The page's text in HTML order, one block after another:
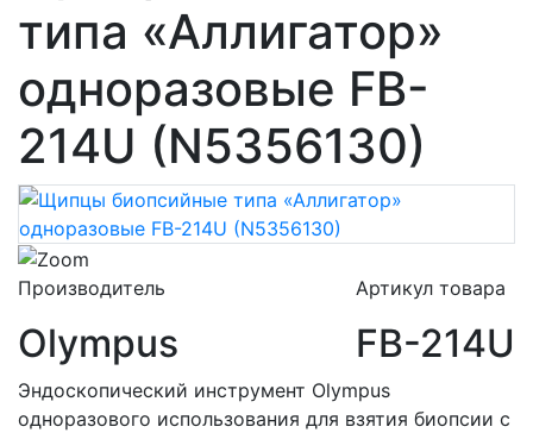
типа «Аллигатор»
одноразовые FB-
214U (N5356130)
Производитель
Olympus
Артикул товара
FB-214U
Эндоскопический инструмент Olympus
одноразового использования для взятия биопсии с